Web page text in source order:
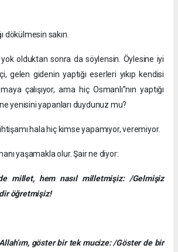
dökülmesin sakın.
yok olduktan sonra da söylensin. Öylesine iyi
gelen gidenin yaptığı eserleri yıkıp kendisi
çalışıyor, ama hiç Osmanlı”nın yaptığı
yenisini yapanları duydunuz mu?
hala hiç kimse yapamıyor, veremiyor.
yaşamakla olur. Şair ne diyor:
millet, hem nasıl milletmişiz: /Gelmişiz
öğretmişiz!
göster bir tek mucize: /Göster de bir